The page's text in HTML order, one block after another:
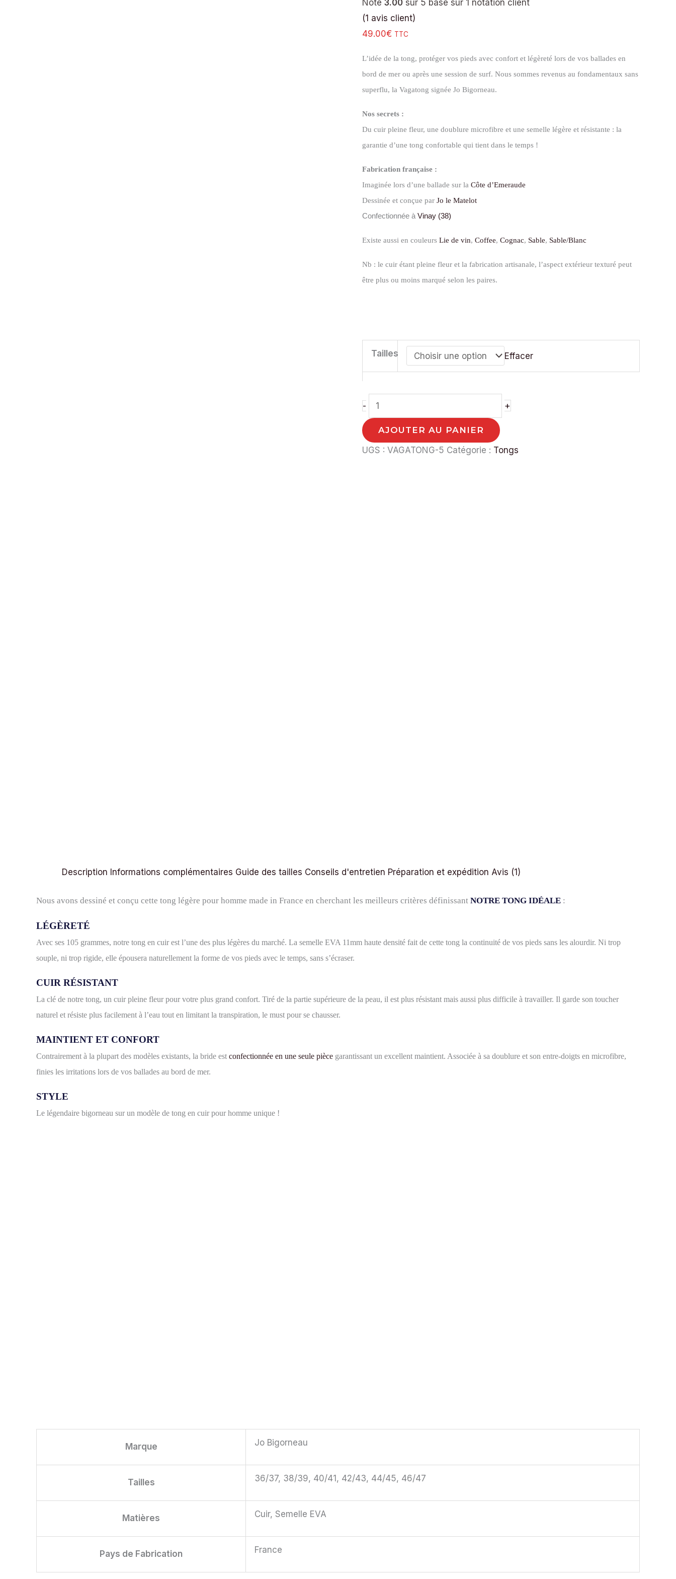
Noté 3.00 sur 5 basé sur 1 notation client
(1 avis client)
49.00€ TTC
L’idée de la tong, protéger vos pieds avec confort et légèreté lors de vos ballades en
bord de mer ou après une session de surf. Nous sommes revenus au fondamentaux sans
superflu, la Vagatong signée Jo Bigorneau.
Nos secrets :
Du cuir pleine fleur, une doublure microfibre et une semelle légère et résistante : la
garantie d’une tong confortable qui tient dans le temps !
Fabrication française :
Imaginée lors d’une ballade sur la Côte d’Emeraude
Dessinée et conçue par Jo le Matelot
Confectionnée à Vinay (38)
Existe aussi en couleurs Lie de vin, Coffee, Cognac, Sable, Sable/Blanc
Nb : le cuir étant pleine fleur et la fabrication artisanale, l’aspect extérieur texturé peut
être plus ou moins marqué selon les paires.
Tailles Effacer
- +
AJOUTER AU PANIER
UGS : VAGATONG-5 Catégorie : Tongs
Description Informations complémentaires Guide des tailles Conseils d'entretien Préparation et expédition Avis (1)
Nous avons dessiné et conçu cette tong légère pour homme made in France en cherchant les meilleurs critères définissant NOTRE TONG IDÉALE :
LÉGÈRETÉ
Avec ses 105 grammes, notre tong en cuir est l’une des plus légères du marché. La semelle EVA 11mm haute densité fait de cette tong la continuité de vos pieds sans les alourdir. Ni trop
souple, ni trop rigide, elle épousera naturellement la forme de vos pieds avec le temps, sans s’écraser.
CUIR RÉSISTANT
La clé de notre tong, un cuir pleine fleur pour votre plus grand confort. Tiré de la partie supérieure de la peau, il est plus résistant mais aussi plus difficile à travailler. Il garde son toucher
naturel et résiste plus facilement à l’eau tout en limitant la transpiration, le must pour se chausser.
MAINTIENT ET CONFORT
Contrairement à la plupart des modèles existants, la bride est confectionnée en une seule pièce garantissant un excellent maintient. Associée à sa doublure et son entre-doigts en microfibre,
finies les irritations lors de vos ballades au bord de mer.
STYLE
Le légendaire bigorneau sur un modèle de tong en cuir pour homme unique !
Marque Jo Bigorneau
Tailles 36/37, 38/39, 40/41, 42/43, 44/45, 46/47
Matières Cuir, Semelle EVA
Pays de Fabrication France